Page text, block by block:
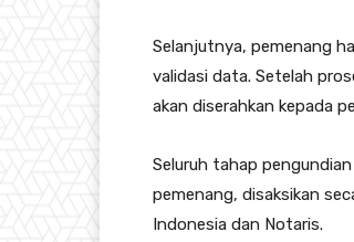
Selanjutnya, pemenang
validasi data. Setelah
akan diserahkan kepada
Seluruh tahap
pemenang, disaksikan
Indonesia dan Notaris.